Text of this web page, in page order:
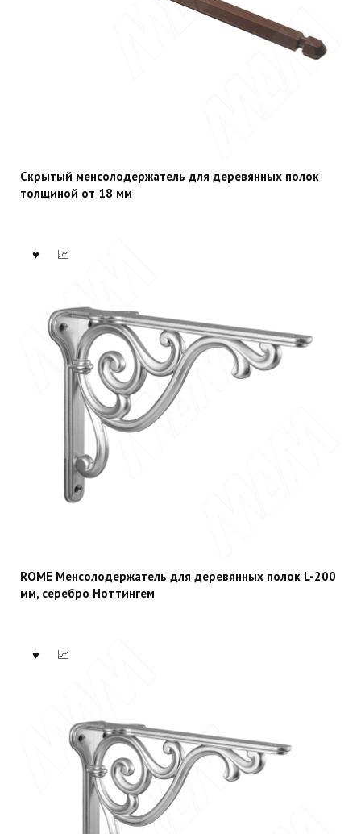
Скрытый менсолодержатель для деревянных полок
толщиной от 18 мм
ROME Менсолодержатель для деревянных полок L-200
мм, серебро Ноттингем